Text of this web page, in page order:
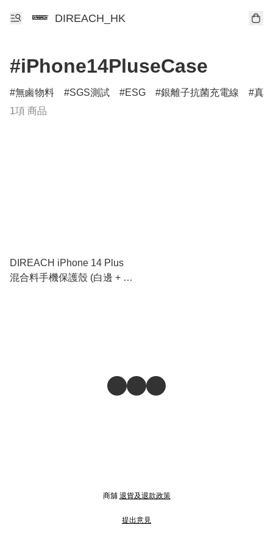
DIREACH_HK
#iPhone14PluseCase
無鹵物料 SGS測試 ESG 銀離子抗菌充電線
真
1項 商品
DIREACH iPhone 14 Plus
混合料手機保護殼 (白邊 + 透
商舖 退貨及退款政策
提出意見